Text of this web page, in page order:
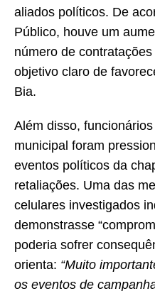
aliados políticos. De
Público, houve um
número de
objetivo claro de
Bia.
Além disso,
municipal foram
eventos políticos da
retaliações. Uma das
celulares investigados
demonstrasse
poderia sofrer
orienta: “Muito
os eventos de